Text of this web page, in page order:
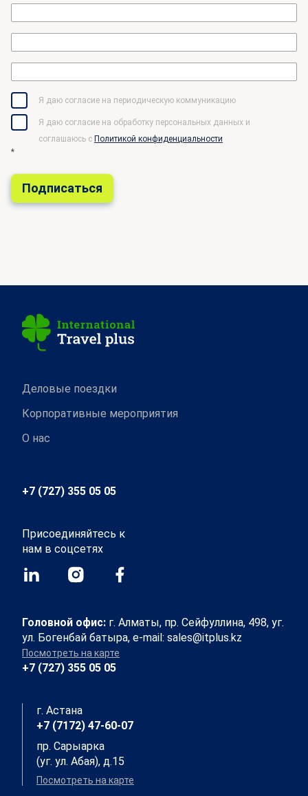
Я даю согласие на периодическую коммуникацию
Я даю согласие на обработку персональных данных и
соглашаюсь c Политикой конфиденциальности
*
Деловые поездки
Корпоративные мероприятия
О нас
+7 (727) 355 05 05
Присоединяйтесь к
нам в соцсетях
Головной офис: г. Алматы, пр. Сейфуллина, 498, уг.
ул. Богенбай батыра, e-mail: sales@itplus.kz
Посмотреть на карте
+7 (727) 355 05 05
г. Астана
+7 (7172) 47-60-07
пр. Сарыарка
(уг. ул. Абая), д.15
Посмотреть на карте